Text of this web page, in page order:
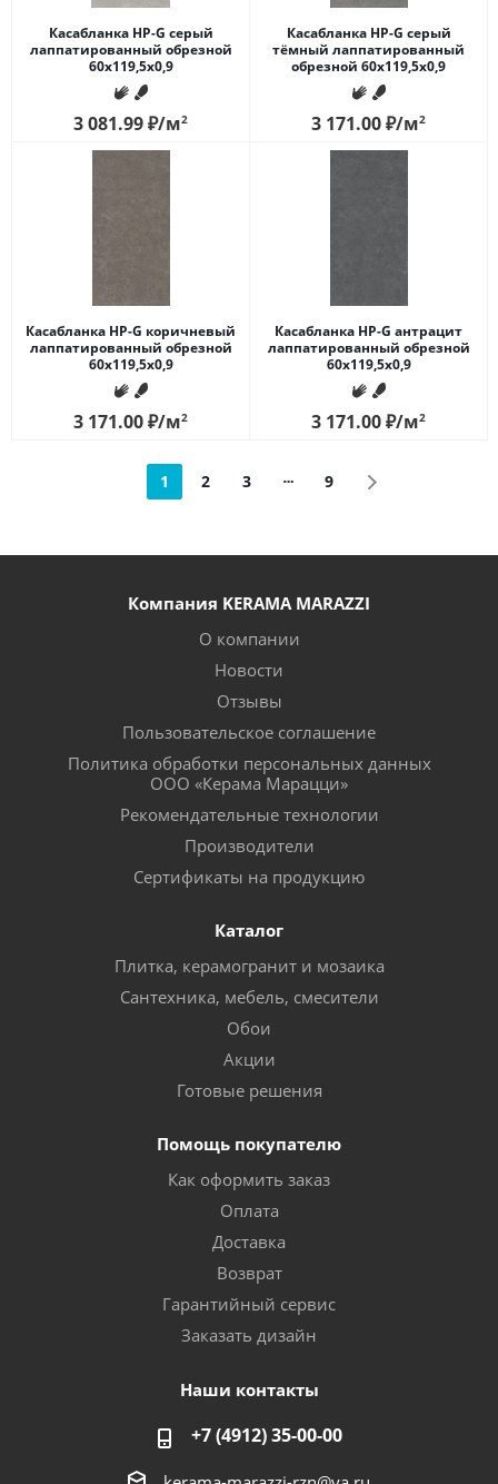
Касабланка HP-G серый
лаппатированный обрезной
60x119,5x0,9
3 081.99₽/м2
Касабланка HP-G серый
тёмный лаппатированный
обрезной 60x119,5x0,9
3 171.00₽/м2
Касабланка HP-G коричневый
лаппатированный обрезной
60x119,5x0,9
3 171.00₽/м2
Касабланка HP-G антрацит
лаппатированный обрезной
60x119,5x0,9
3 171.00₽/м2
1 2 3 9
Компания KERAMA MARAZZI
О компании
Новости
Отзывы
Пользовательское соглашение
Политика обработки персональных данных
ООО «Керама Марацци»
Рекомендательные технологии
Производители
Сертификаты на продукцию
Каталог
Плитка, керамогранит и мозаика
Сантехника, мебель, смесители
Обои
Акции
Готовые решения
Помощь покупателю
Как оформить заказ
Оплата
Доставка
Возврат
Гарантийный сервис
Заказать дизайн
Наши контакты
+7 (4912) 35-00-00